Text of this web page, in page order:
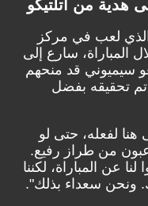
هدية من أتلتيكو
الذي لعب في مركز
المباراة، سارع إلى
سيميوني قد منحهم
تم تحقيقه بفضل
هنا لفعله، حتى لو
من طراز رفيع.
عن المباراة، لكننا
ونحن سعداء بذلك".